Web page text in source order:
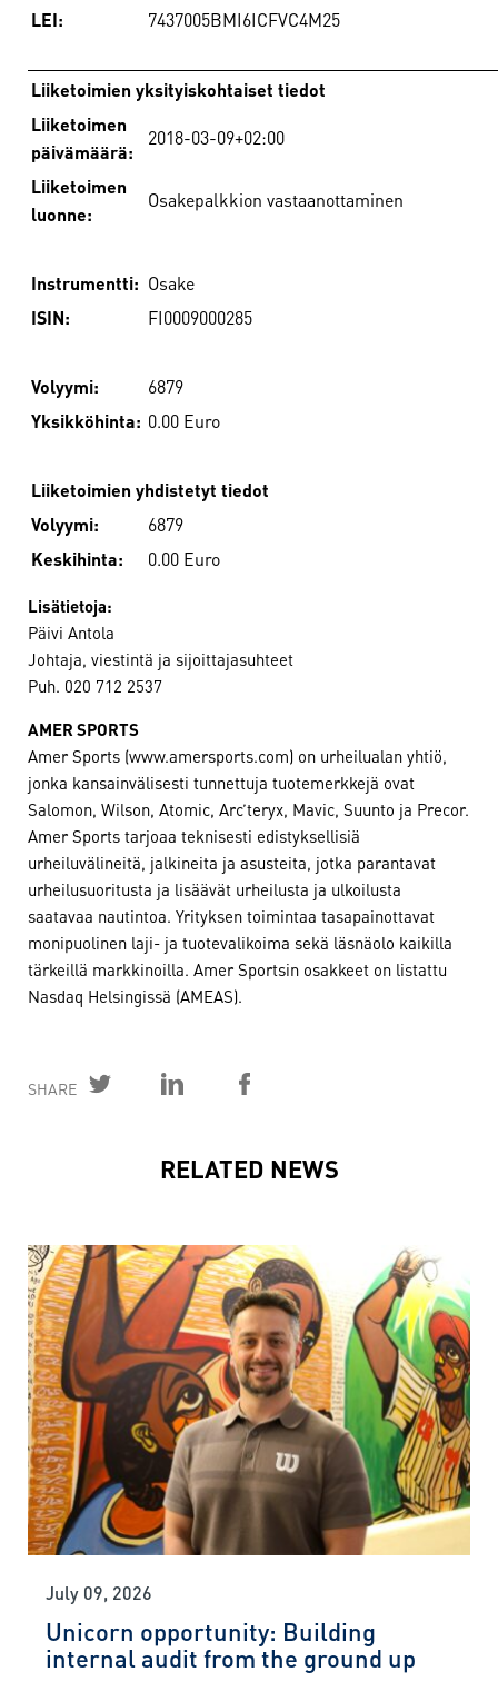
LEI:
7437005BMI6ICFVC4M25
Liiketoimien yksityiskohtaiset tiedot
Liiketoimen
päivämäärä:
2018-03-09+02:00
Liiketoimen
luonne:
Osakepalkkion vastaanottaminen
Instrumentti: Osake
ISIN:
FI0009000285
Volyymi:
6879
Yksikköhinta: 0.00 Euro
Liiketoimien yhdistetyt tiedot
Volyymi:
6879
Keskihinta:
0.00 Euro
Lisätietoja:
Päivi Antola
Johtaja, viestintä ja sijoittajasuhteet
Puh. 020 712 2537
AMER SPORTS
Amer Sports (www.amersports.com) on urheilualan yhtiö,
jonka kansainvälisesti tunnettuja tuotemerkkejä ovat
Salomon, Wilson, Atomic, Arc’teryx, Mavic, Suunto ja Precor.
Amer Sports tarjoaa teknisesti edistyksellisiä
urheiluvälineitä, jalkineita ja asusteita, jotka parantavat
urheilusuoritusta ja lisäävät urheilusta ja ulkoilusta
saatavaa nautintoa. Yrityksen toimintaa tasapainottavat
monipuolinen laji- ja tuotevalikoima sekä läsnäolo kaikilla
tärkeillä markkinoilla. Amer Sportsin osakkeet on listattu
Nasdaq Helsingissä (AMEAS).
SHARE
RELATED NEWS
July 09, 2026
Unicorn opportunity: Building
internal audit from the ground up